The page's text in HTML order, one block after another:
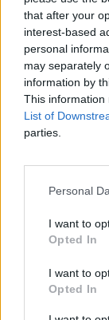
that after your
interest-based
personal
may separately
information by
This
List of
parties.
Personal
I want to
Opted In
I want to
Opted In
Ceuta i wojna
wyobraźnią
Kłopoty
Reklama